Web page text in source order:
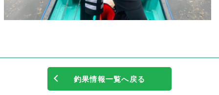
釣果情報一覧へ戻る